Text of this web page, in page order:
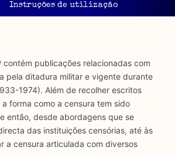
Instruções de utilização
contém publicações relacionadas com
pela ditadura militar e vigente durante
1974). Além de recolher escritos
forma como a censura tem sido
então, desde abordagens que se
das instituições censórias, até às
a censura articulada com diversos